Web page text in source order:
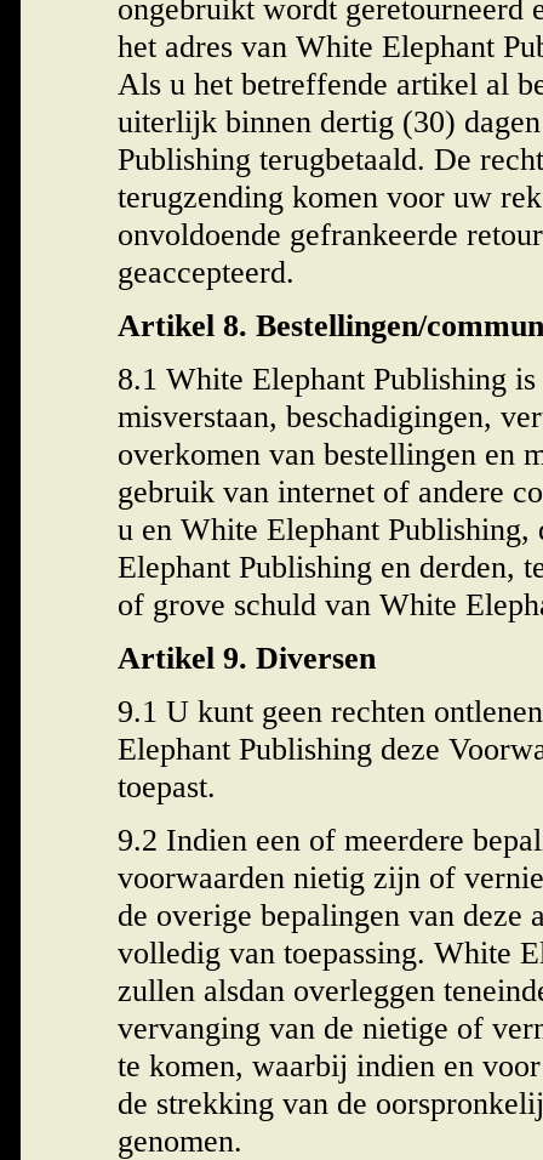
ongebruikt wordt geretourneerd
het adres van White Elephant
Als u het betreffende artikel al
uiterlijk binnen dertig (30)
Publishing terugbetaald. De
terugzending komen voor uw
onvoldoende gefrankeerde
geaccepteerd.
Artikel 8. Bestellingen/
8.1 White Elephant Publishing
misverstaan, beschadigingen,
overkomen van bestellingen en
gebruik van internet of andere
u en White Elephant Publishing,
Elephant Publishing en derden,
of grove schuld van White
Artikel 9. Diversen
9.1 U kunt geen rechten
Elephant Publishing deze
toepast.
9.2 Indien een of meerdere
voorwaarden nietig zijn of
de overige bepalingen van deze
volledig van toepassing. White
zullen alsdan overleggen
vervanging van de nietige of
te komen, waarbij indien en
de strekking van de
genomen.